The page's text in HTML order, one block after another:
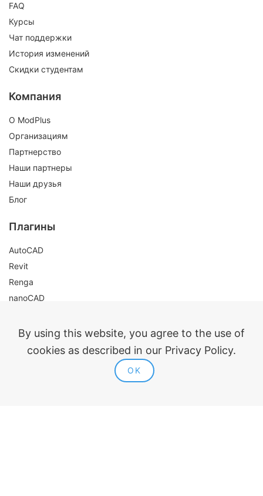
FAQ
Курсы
Чат поддержки
История изменений
Скидки студентам
Компания
О ModPlus
Организациям
Партнерство
Наши партнеры
Наши друзья
Блог
Плагины
AutoCAD
Revit
Renga
nanoCAD
Публичная оферта
Политика конфиденциальности
Согласие на обработку персональных данных
By using this website, you agree to the use of
cookies as described in our Privacy Policy.
OK